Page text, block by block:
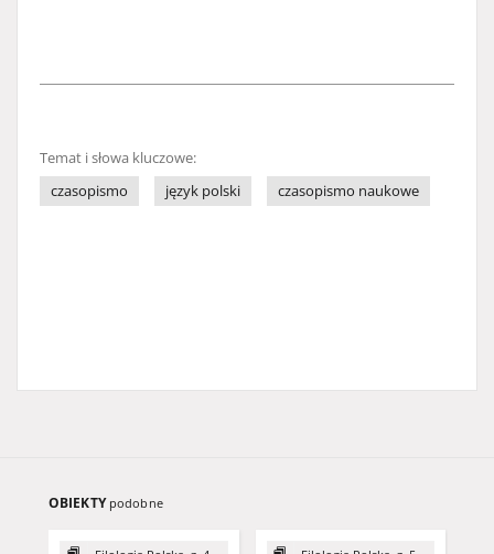
Temat i słowa kluczowe:
czasopismo
język polski czasopismo naukowe
OBIEKTY podobne